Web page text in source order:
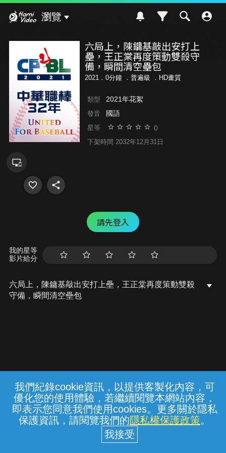
我們紀錄cookie資訊，以提供客製化內容，可
優化您的使用體驗，若繼續閱覽本網站內容，
即表示您同意我們使用cookies。更多關於隱私
保護資訊，請閱覽我們的隱私權保護政策。
瀏覽
六局上，陳鏞基敲出安打上
壘，王正棠再度策動雙殺守
備，瞬間清空壘包
2021．0分鐘 ． 普遍級 ．HD畫質
類型 2021年花絮
發音 國語
星等 0
下架時間 2032年12月31日
請先登入
我的星等
影片給分
六局上，陳鏞基敲出安打上壘，王正棠再度策動雙殺
守備，瞬間清空壘包
常見問題 線上客服 服務條款 隱私權保護
中華電信股份有限公司個人家庭分公司
(統一編號：96979949) © 2026
{{notifyMsg}}